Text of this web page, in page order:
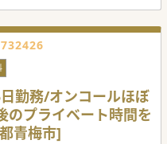
732426
勤務/オンコールほぼ
プライベート時間を
青梅市]